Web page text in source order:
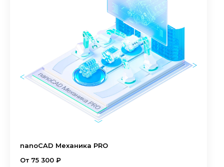
nanoCAD Механика PRO
От 75 300 ₽